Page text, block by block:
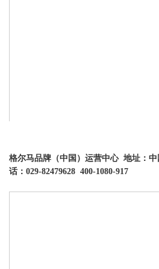
格尔马品牌（中国）运营中心 地址：
话：029-82479628 400-1080-917